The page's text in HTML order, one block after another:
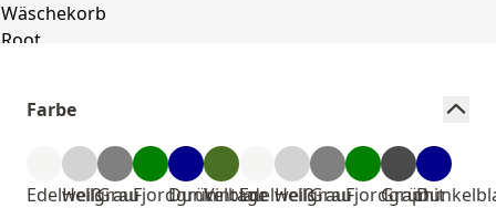
Farbe
Edelweiß
Hellgrau
GrauFjordgrün
Dunkelblau
VintageEdelweiß
Hellgrau
GrauFjordgrün
Graphit